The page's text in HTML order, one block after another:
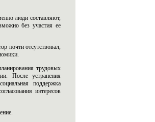
люди составляют,
без участия ее
почти отсутствовал,
трудовых
После устранения
поддержка
интересов